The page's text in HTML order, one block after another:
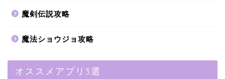
魔剣伝説攻略
魔法ショウジョ攻略
オススメアプリ3選